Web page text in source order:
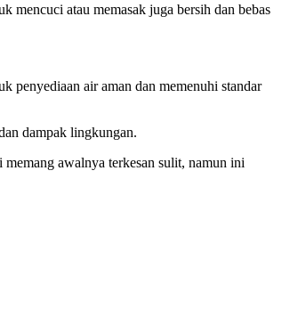
mencuci atau memasak juga bersih dan bebas
penyediaan air aman dan memenuhi standar
dampak lingkungan.
awalnya terkesan sulit, namun ini